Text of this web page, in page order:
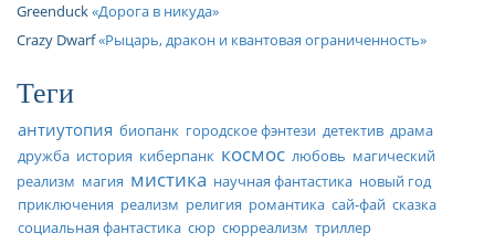
Greenduck Дорога в никуда
Crazy Dwarf Рыцарь, дракон и квантовая ограниченность
Теги
антиутопия биопанк городское фэнтези детектив драма
дружба история киберпанк космос любовь магический
реализм магия мистика научная фантастика новый год
приключения реализм религия романтика сай-фай сказка
социальная фантастика сюр сюрреализм триллер